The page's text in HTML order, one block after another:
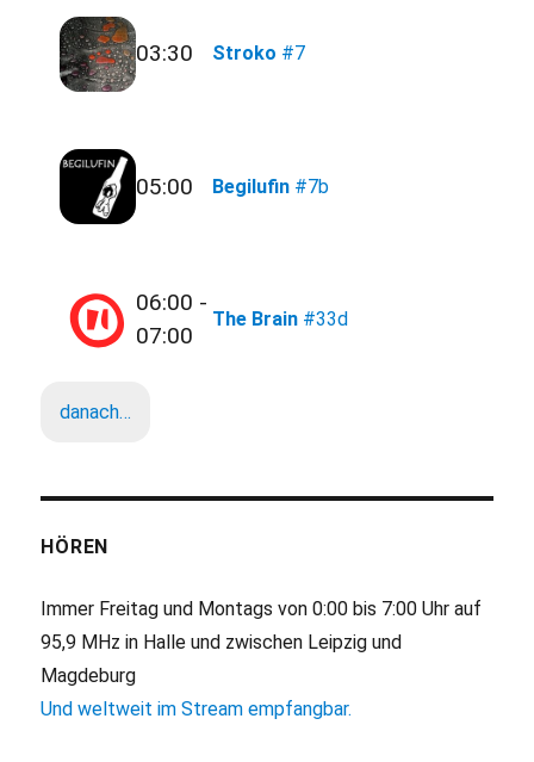
03:30 Stroko #7
05:00 Begilufin #7b
06:00 -
07:00
The Brain #33d
danach…
HÖREN
Immer Freitag und Montags von 0:00 bis 7:00 Uhr auf
95,9 MHz in Halle und zwischen Leipzig und
Magdeburg
Und weltweit im Stream empfangbar.